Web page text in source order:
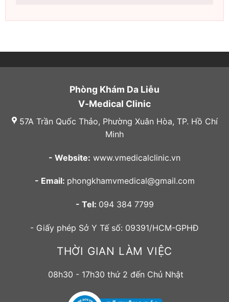
Phòng Khám Da Liễu
V-Medical Clinic
57A Trần Quốc Thảo, Phường Xuân Hòa, TP. Hồ Chí
Minh
- Website: www.vmedicalclinic.vn
- Email: phongkhamvmedical@gmail.com
- Tel: 094 384 7799
- Giấy phép Sở Y Tế số: 09391/HCM-GPHĐ
THỜI GIAN LÀM VIỆC
08h30 - 17h30 thứ 2 đến Chủ Nhật